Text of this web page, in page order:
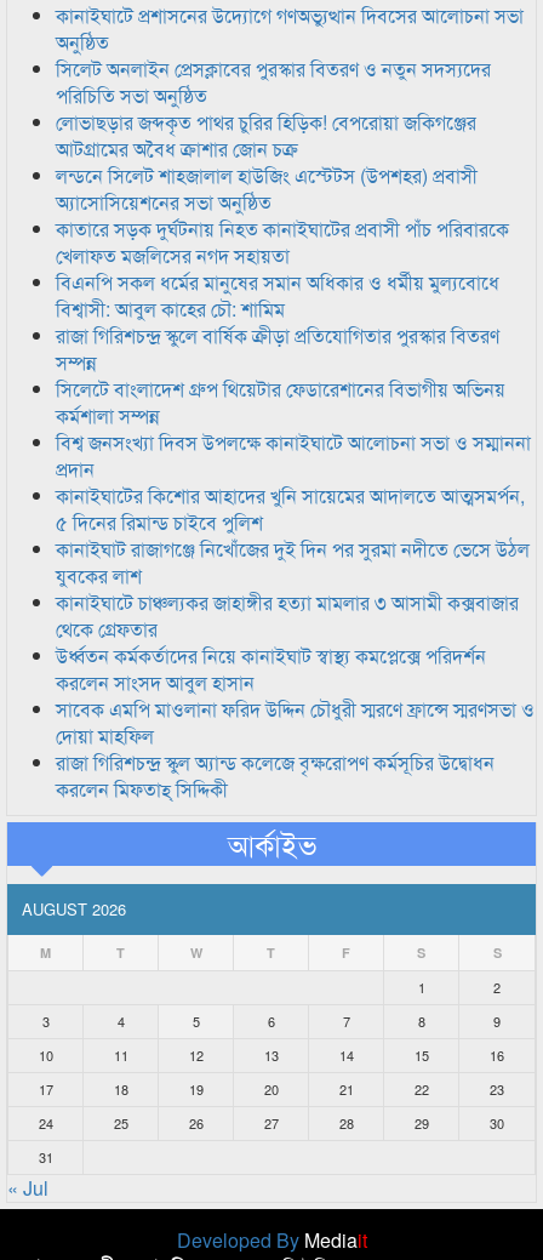
কানাইঘাটে প্রশাসনের উদ্যোগে গণঅভ্যুত্থান দিবসের আলোচনা সভা
অনুষ্ঠিত
সিলেট অনলাইন প্রেসক্লাবের পুরস্কার বিতরণ ও নতুন সদস্যদের
পরিচিতি সভা অনুষ্ঠিত
লোভাছড়ার জব্দকৃত পাথর চুরির হিড়িক! বেপরোয়া জকিগঞ্জের
আটগ্রামের অবৈধ ক্রাশার জোন চক্র
লন্ডনে সিলেট শাহজালাল হাউজিং এস্টেটস (উপশহর) প্রবাসী
অ্যাসোসিয়েশনের সভা অনুষ্ঠিত
কাতারে সড়ক দুর্ঘটনায় নিহত কানাইঘাটের প্রবাসী পাঁচ পরিবারকে
খেলাফত মজলিসের নগদ সহায়তা
বিএনপি সকল ধর্মের মানুষের সমান অধিকার ও ধর্মীয় মুল্যবোধে
বিশ্বাসী: আবুল কাহের চৌ: শামিম
রাজা গিরিশচন্দ্র স্কুলে বার্ষিক ক্রীড়া প্রতিযোগিতার পুরস্কার বিতরণ
সম্পন্ন
সিলেটে বাংলাদেশ গ্রুপ থিয়েটার ফেডারেশানের বিভাগীয় অভিনয়
কর্মশালা সম্পন্ন
বিশ্ব জনসংখ্যা দিবস উপলক্ষে কানাইঘাটে আলোচনা সভা ও সম্মাননা
প্রদান
কানাইঘাটের কিশোর আহাদের খুনি সায়েমের আদালতে আত্মসমর্পন,
৫ দিনের রিমান্ড চাইবে পুলিশ
কানাইঘাট রাজাগঞ্জে নিখোঁজের দুই দিন পর সুরমা নদীতে ভেসে উঠল
যুবকের লাশ
কানাইঘাটে চাঞ্চল্যকর জাহাঙ্গীর হত্যা মামলার ৩ আসামী কক্সবাজার
থেকে গ্রেফতার
উর্ধ্বতন কর্মকর্তাদের নিয়ে কানাইঘাট স্বাস্থ্য কমপ্লেক্সে পরিদর্শন
করলেন সাংসদ আবুল হাসান
সাবেক এমপি মাওলানা ফরিদ উদ্দিন চৌধুরী স্মরণে ফ্রান্সে স্মরণসভা ও
দোয়া মাহফিল
রাজা গিরিশচন্দ্র স্কুল অ্যান্ড কলেজে বৃক্ষরোপণ কর্মসূচির উদ্বোধন
করলেন মিফতাহ্ সিদ্দিকী
আর্কাইভ
AUGUST 2026
M T W T F S S
1
2
3
4 5 6 7 8
9
10
11 12 13 14 15
16
17
18 19 20 21 22
23
24
25 26 27 28 29
30
31
« Jul
Developed By Mediait